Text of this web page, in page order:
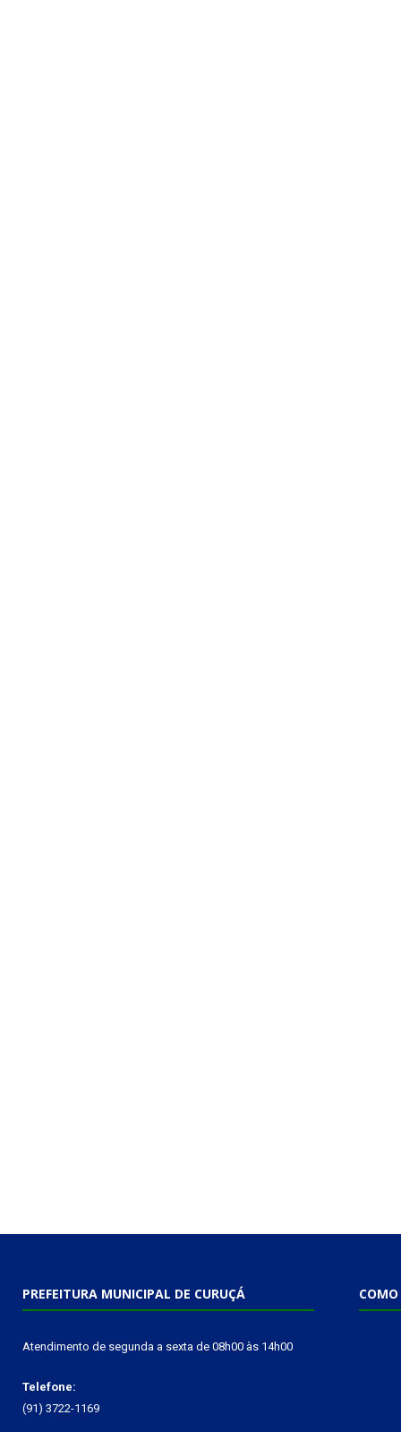
PREFEITURA MUNICIPAL DE CURUÇÁ
Atendimento de segunda a sexta de 08h00 às 14h00
Telefone:
(91) 3722-1169
COMO